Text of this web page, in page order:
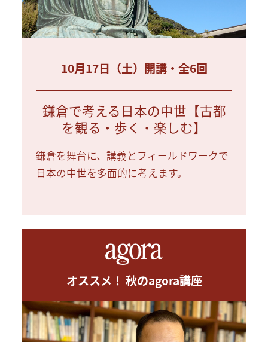
10月17日（土）開講・全6回
鎌倉で考える日本の中世【古都
を観る・歩く・楽しむ】
鎌倉を舞台に、講義とフィールドワークで
日本の中世を多面的に考えます。
オススメ！ 秋のagora講座